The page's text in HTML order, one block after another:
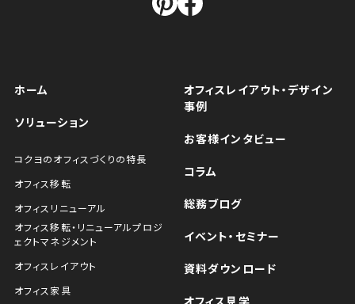
ホーム
ソリューション
コクヨのオフィスづくりの特長
オフィス移転
オフィスリニューアル
オフィス移転・リニューアルプロジ
ェクトマネジメント
オフィスレイアウト
オフィス家具
オフィスレイアウト・デザイン
事例
お客様インタビュー
コラム
総務ブログ
イベント・セミナー
資料ダウンロード